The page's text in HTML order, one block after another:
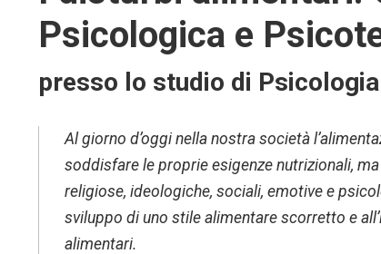
Psicologica e
presso lo studio di
Al giorno d’oggi nella nostra società
soddisfare le proprie esigenze nutrizionali,
religiose, ideologiche, sociali, emotive e
sviluppo di uno stile alimentare scorretto e
alimentari.